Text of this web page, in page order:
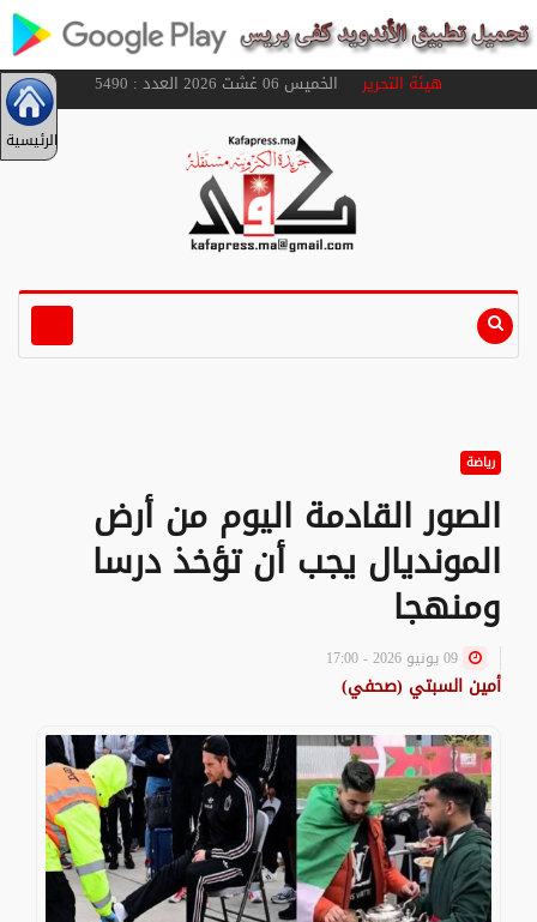
هيئة التحريرالخميس 06 غشت 2026 العدد : 5490
الرئيسية
رياضة
الصور القادمة اليوم من أرض
المونديال يجب أن تؤخذ درسا
ومنهجا
أمين السبتي (صحفي)